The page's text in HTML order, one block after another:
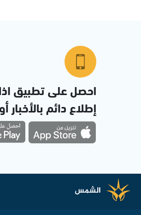
احصل على تطبيق
إطلاع دائم بالأخبار